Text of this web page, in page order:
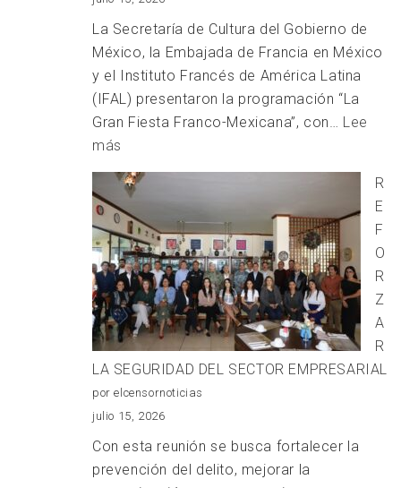
La Secretaría de Cultura del Gobierno de
México, la Embajada de Francia en México
y el Instituto Francés de América Latina
(IFAL) presentaron la programación “La
Gran Fiesta Franco-Mexicana”, con… Lee
más
“LA
GRAN
FIESTA
FRANCO-
MEXICANA”
CELEBRA
200
AÑOS
R
E
F
O
R
Z
A
R
LA SEGURIDAD DEL SECTOR EMPRESARIAL
por elcensornoticias
julio 15, 2026
Con esta reunión se busca fortalecer la
prevención del delito, mejorar la